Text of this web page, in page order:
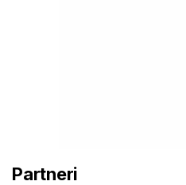
Partneri